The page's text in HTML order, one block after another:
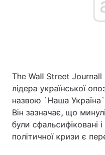
The Wall Street Journall
лідера української
назвою `Наша
Він зазначає, що
були
політичної кризи є